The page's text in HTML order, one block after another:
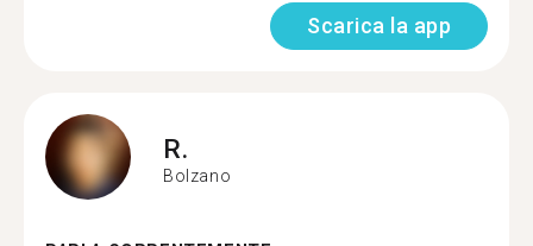
Scarica la app
R.
Bolzano